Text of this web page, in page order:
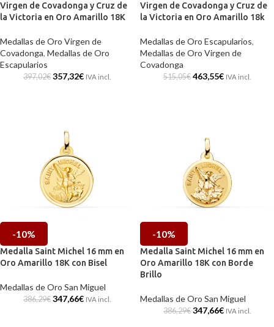
Virgen de Covadonga y Cruz de
la Victoria en Oro Amarillo 18K
Medallas de Oro Virgen de
Covadonga, Medallas de Oro
Escapularios
397,02€ 357,32€ IVA incl.
Virgen de Covadonga y Cruz de
la Victoria en Oro Amarillo 18k
Medallas de Oro Escapularios,
Medallas de Oro Virgen de
Covadonga
515,05€ 463,55€ IVA incl.
-10%
Medalla Saint Michel 16 mm en
Oro Amarillo 18K con Bisel
Medallas de Oro San Miguel
386,29€ 347,66€ IVA incl.
-10%
Medalla Saint Michel 16 mm en
Oro Amarillo 18K con Borde
Brillo
Medallas de Oro San Miguel
386,29€ 347,66€ IVA incl.